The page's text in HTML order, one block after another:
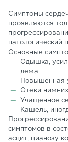
Симптомы
проявляются
патологический
Основные
Одышка,
лежа
Повышенная
Отеки
Учащенное
Кашель,
симптомов в
асцит, цианозу